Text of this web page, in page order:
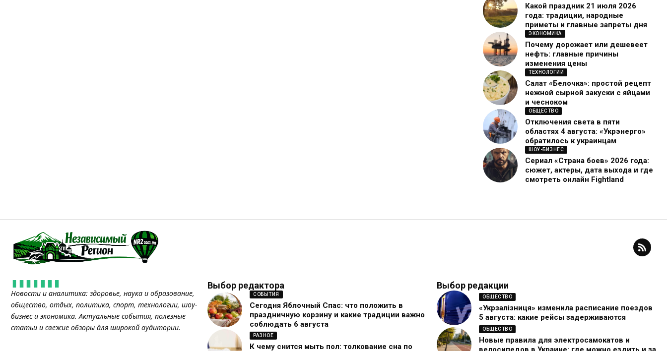
Какой праздник 21 июля 2026
года: традиции, народные
приметы и главные запреты дня
ЭКОНОМИКА
Почему дорожает или дешевеет
нефть: главные причины
изменения цены
ТЕХНОЛОГИИ
Салат «Белочка»: простой рецепт
нежной сырной закуски с яйцами
и чесноком
ОБЩЕСТВО
Отключения света в пяти
областях 4 августа: «Укрэнерго»
обратилось к украинцам
ШОУ-БИЗНЕС
Сериал «Страна боев» 2026 года:
сюжет, актеры, дата выхода и где
смотреть онлайн Fightland
Новости и аналитика: здоровье, наука и образование,
общество, отдых, политика, спорт, технологии, шоу-
бизнес и экономика. Актуальные события, полезные
статьи и свежие обзоры для широкой аудитории.
Выбор редактора
СОБЫТИЯ
Сегодня Яблочный Спас: что положить в
праздничную корзину и какие традиции важно
соблюдать 6 августа
РАЗНОЕ
К чему снится мыть пол: толкование сна по
Выбор редакции
ОБЩЕСТВО
«Укрзалізниця» изменила расписание поездов
5 августа: какие рейсы задерживаются
ОБЩЕСТВО
Новые правила для электросамокатов и